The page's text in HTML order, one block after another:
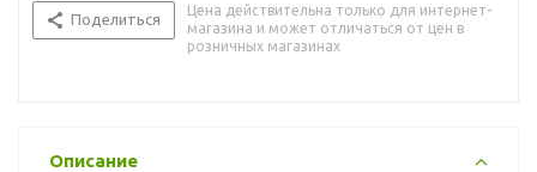
Поделиться
Цена действительна только для интернет-
магазина и может отличаться от цен в
розничных магазинах
Описание